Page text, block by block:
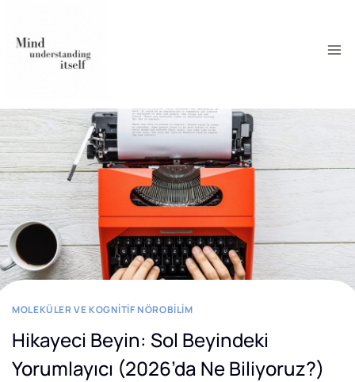
content
MOLEKÜLER VE KOGNITIF NÖROBILIM
Hikayeci Beyin: Sol Beyindeki
Yorumlayıcı (2026’da Ne Biliyoruz?)